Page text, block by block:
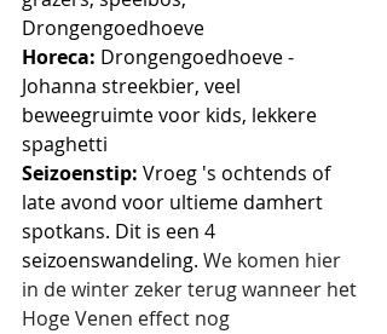
Drongengoedhoeve
Horeca: Drongengoedhoeve -
Johanna streekbier, veel
beweegruimte voor kids, lekkere
spaghetti
Seizoenstip: Vroeg 's ochtends of
late avond voor ultieme damhert
spotkans. Dit is een 4
seizoenswandeling. We komen hier
in de winter zeker terug wanneer het
Hoge Venen effect nog